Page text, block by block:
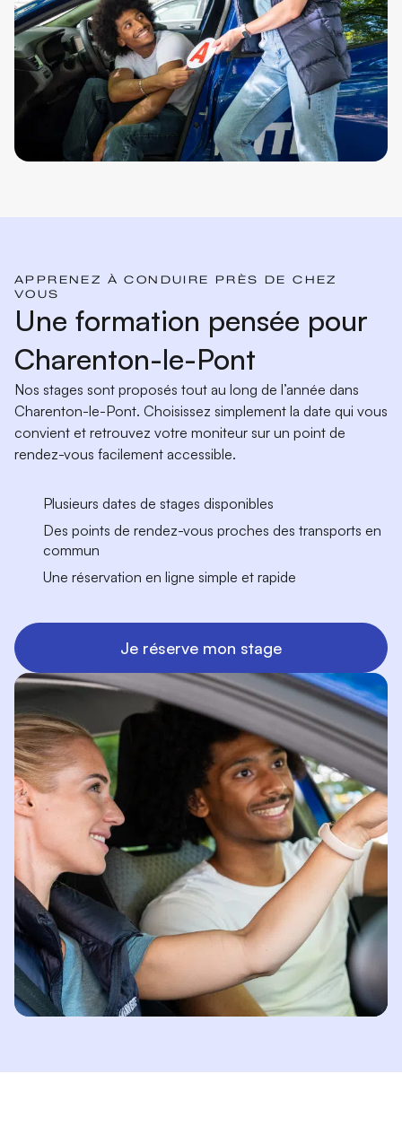
APPRENEZ À CONDUIRE PRÈS DE CHEZ
VOUS
Une formation pensée pour
Charenton-le-Pont
Nos stages sont proposés tout au long de l’année dans
Charenton-le-Pont. Choisissez simplement la date qui vous
convient et retrouvez votre moniteur sur un point de
rendez-vous facilement accessible.
Plusieurs dates de stages disponibles
Des points de rendez-vous proches des transports en
commun
Une réservation en ligne simple et rapide
Je réserve mon stage